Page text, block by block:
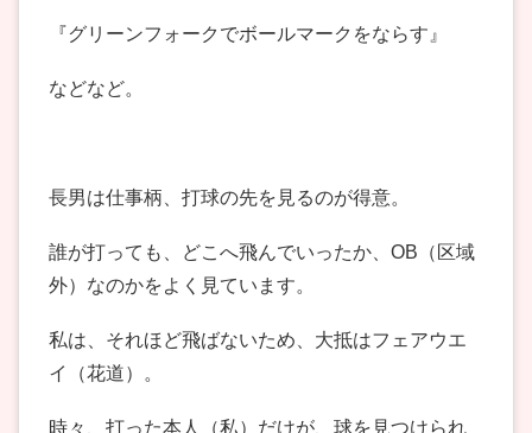
『グリーンフォークでボールマークをならす』
などなど。
長男は仕事柄、打球の先を見るのが得意。
誰が打っても、どこへ飛んでいったか、OB（区域
外）なのかをよく見ています。
私は、それほど飛ばないため、大抵はフェアウエ
イ（花道）。
時々、打った本人（私）だけが、球を見つけられ